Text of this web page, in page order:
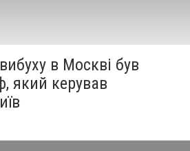
в Москві був
який керував